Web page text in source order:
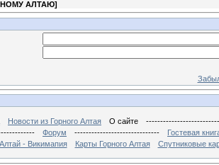
АЛТАЮ]
Новости из Горного Алтая О сайте
Форум ------------------------------
Гостевая
- Викимапия
Карты Горного Алтая Спутниковые